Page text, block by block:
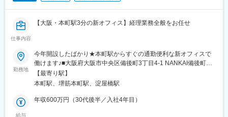
仕事内容
【大阪・本町駅3分の新オフィス】経理業務全般をお任せ
勤務地
今年開設したばかり★本町駅からすぐの通勤便利な新オフィスで
働けます♪■大阪府大阪市中央区備後町3丁目4-1 NANKAI備後町ビ
ル2階・大阪メトロ御堂筋本線「本町駅」より徒歩3分・大阪メト
ロ中央線「堺筋本町駅」より徒歩5分※受動喫煙対策：屋内全面禁
【最寄り駅】
本町駅、堺筋本町駅、淀屋橋駅
給与
年収600万円（30代後半／入社4年目）